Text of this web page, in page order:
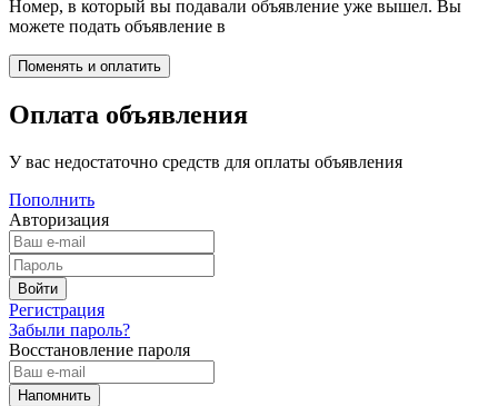
Номер, в который вы подавали объявление уже вышел. Вы
можете подать объявление в
Оплата объявления
У вас недостаточно средств для оплаты объявления
Пополнить
Авторизация
Регистрация
Забыли пароль?
Восстановление пароля